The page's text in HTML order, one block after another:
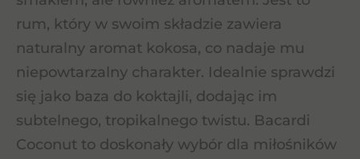
rum, który w swoim składzie zawiera
naturalny aromat kokosa, co nadaje mu
niepowtarzalny charakter. Idealnie sprawdzi
się jako baza do koktajli, dodając im
subtelnego, tropikalnego twistu. Bacardi
Coconut to doskonały wybór dla miłośników